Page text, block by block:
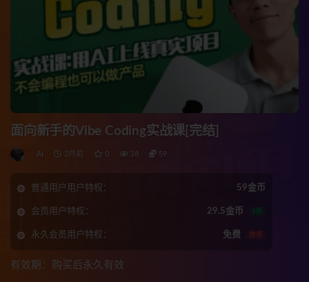
面向新手的Vibe Coding实战课[完结]
AI 2月前 0 38 59
普通用户用户特权： 59金币
会员用户特权： 29.5金币 5折
永久会员用户特权： 免费 推荐
有效期：购买后永久有效